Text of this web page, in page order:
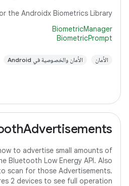
the Androidx Biometrics Library
BiometricManager
BiometricPrompt
الأمان الأمان والخصوصية في Android
to advertise small amounts of
Bluetooth Low Energy API. Also
scan for those Advertisements.
2 devices to see full operation)